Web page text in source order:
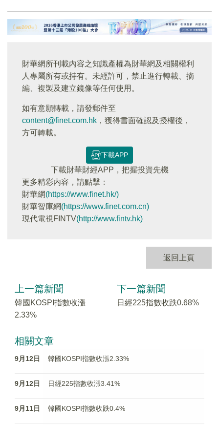
財華網所刊載內容之知識產權為財華網及相關權利
人專屬所有或持有。未經許可，禁止進行轉載、摘
編、複製及建立鏡像等任何使用。
如有意願轉載，請發郵件至
content@finet.com.hk ，獲得書面確認及授權後，
方可轉載。
下載APP
下載財華財經APP，把握投資先機
更多精彩内容，請點擊：
財華網(https://www.finet.hk/)
財華智庫網(https://www.finet.com.cn)
現代電視FINTV(http://www.fintv.hk)
返回上頁
上一篇新聞
韓國KOSPI指數收漲
2.33%
下一篇新聞
日經225指數收跌0.68%
相關文章
9月12日 韓國KOSPI指數收漲2.33%
9月12日 日經225指數收漲3.41%
9月11日 韓國KOSPI指數收跌0.4%